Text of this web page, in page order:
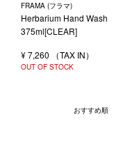
FRAMA (フラマ)
Herbarium Hand Wash
375ml[CLEAR]
¥7,260
OUT OF STOCK
おすすめ順